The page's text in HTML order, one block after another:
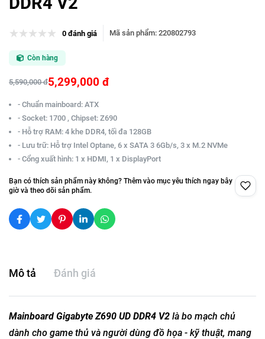
0 đánh giá Mã sản phẩm: 220802793
Còn hàng
5,590,000 đ5,299,000 đ
- Chuẩn mainboard: ATX
- Socket: 1700 , Chipset: Z690
- Hỗ trợ RAM: 4 khe DDR4, tối đa 128GB
- Lưu trữ: Hỗ trợ Intel Optane, 6 x SATA 3 6Gb/s, 3 x M.2 NVMe
- Cổng xuất hình: 1 x HDMI, 1 x DisplayPort
Bạn có thích sản phẩm này không? Thêm vào mục yêu thích ngay bây
giờ và theo dõi sản phẩm.
Mô tả Đánh giá
Mainboard Gigabyte Z690 UD DDR4 V2 là bo mạch chủ
dành cho game thủ và người dùng đồ họa - kỹ thuật, mang